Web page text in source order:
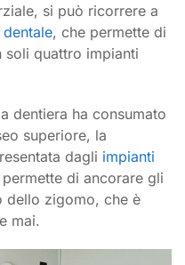
si può ricorrere a
, che permette di
soli quattro impianti
dentiera ha consumato
superiore, la
dagli impianti
di ancorare gli
dello zigomo, che è
mai.